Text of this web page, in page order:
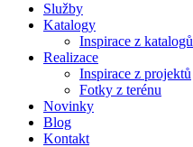
Služby
Katalogy
Inspirace z katalogů
Realizace
Inspirace z projektů
Fotky z terénu
Novinky
Blog
Kontakt